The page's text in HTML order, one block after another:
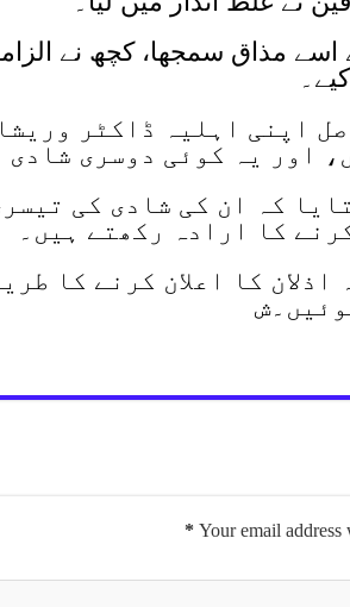
مذاق سمجھا، کچھ نے
اپنی اہلیہ ڈاکٹر
اور یہ کوئی دوسری شادی
کہ ان کی شادی کی
کا ارادہ رکھتے ہیں۔
کا اعلان کرنے کا
Your email
*